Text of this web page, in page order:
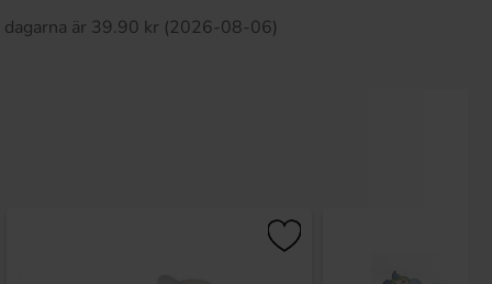
är 39.90 kr (2026-08-06)